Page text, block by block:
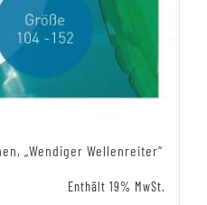
„Wendiger Wellenreiter“
Enthält 19% MwSt.